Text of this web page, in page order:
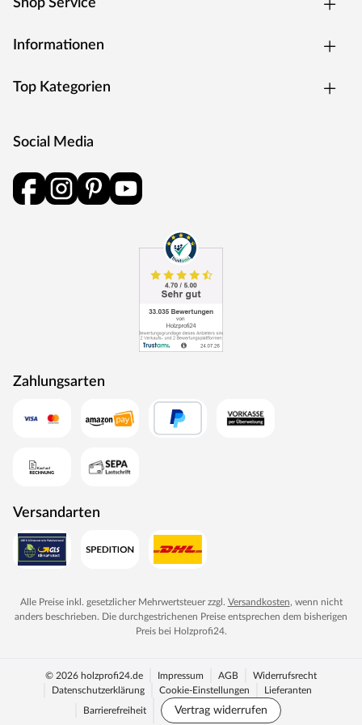
Shop Service
Informationen
Top Kategorien
Social Media
Zahlungsarten
Versandarten
Alle Preise inkl. gesetzlicher Mehrwertsteuer zzgl. Versandkosten, wenn nicht
anders beschrieben. Die durchgestrichenen Preise entsprechen dem bisherigen
Preis bei Holzprofi24.
© 2026 holzprofi24.de Impressum AGB
Widerrufsrecht
Datenschutzerklärung
Cookie-Einstellungen Lieferanten
Barrierefreiheit Vertrag widerrufen